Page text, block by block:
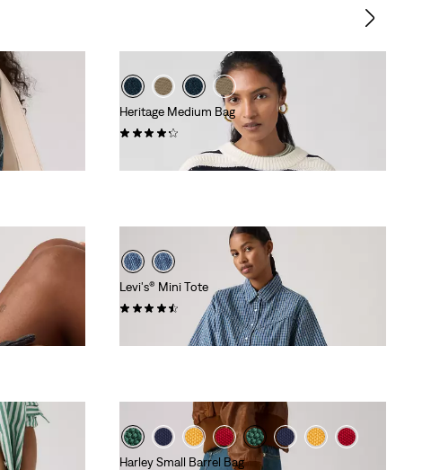
Heritage Medium Bag
Levi's® Mini Tote
Harley Small Barrel Bag